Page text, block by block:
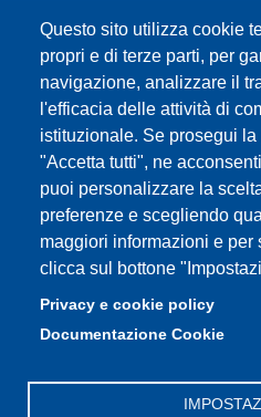
Questo sito utilizza cookie
propri e di terze parti, per
navigazione, analizzare il
l'efficacia delle attività di
istituzionale. Se prosegui
"Accetta tutti", ne
puoi personalizzare la
preferenze e scegliendo
maggiori informazioni e per
clicca sul bottone
Privacy e cookie policy
Documentazione Cookie
Partita IVA: 00427620364
e-mail: urp@unimore.it
PEC: primo contatto:
Indirizzo ReGIndE per notifica
direzionelegale@pec.unimore.it
Sede di Modena: Via Università
2056511 - Fax 059 245156
Sede di Reggio Emilia: Viale A.
Emilia, Tel. 0522 523041 - Fax